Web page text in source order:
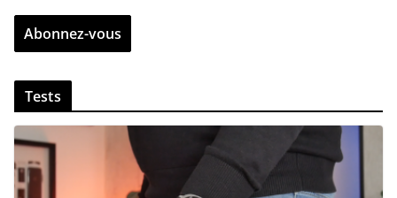
r
z
v
t
r
e
e
Abonnez-vous
Tests